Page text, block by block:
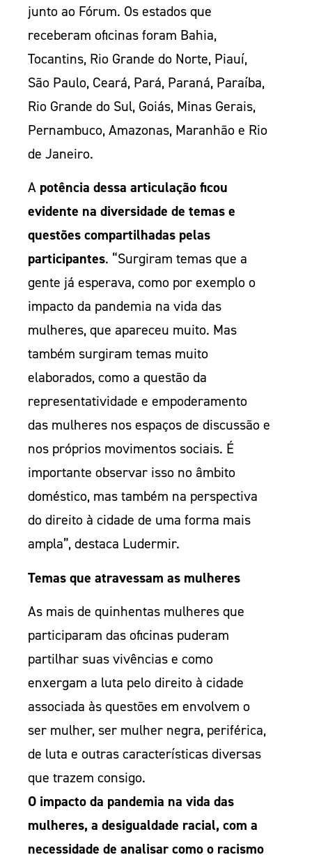
junto ao Fórum. Os estados que
receberam oficinas foram Bahia,
Tocantins, Rio Grande do Norte, Piauí,
São Paulo, Ceará, Pará, Paraná, Paraíba,
Rio Grande do Sul, Goiás, Minas Gerais,
Pernambuco, Amazonas, Maranhão e Rio
de Janeiro.
A potência dessa articulação ficou
evidente na diversidade de temas e
questões compartilhadas pelas
participantes. “Surgiram temas que a
gente já esperava, como por exemplo o
impacto da pandemia na vida das
mulheres, que apareceu muito. Mas
também surgiram temas muito
elaborados, como a questão da
representatividade e empoderamento
das mulheres nos espaços de discussão e
nos próprios movimentos sociais. É
importante observar isso no âmbito
doméstico, mas também na perspectiva
do direito à cidade de uma forma mais
ampla”, destaca Ludermir.
Temas que atravessam as mulheres
As mais de quinhentas mulheres que
participaram das oficinas puderam
partilhar suas vivências e como
enxergam a luta pelo direito à cidade
associada às questões em envolvem o
ser mulher, ser mulher negra, periférica,
de luta e outras características diversas
que trazem consigo.
O impacto da pandemia na vida das
mulheres, a desigualdade racial, com a
necessidade de analisar como o racismo